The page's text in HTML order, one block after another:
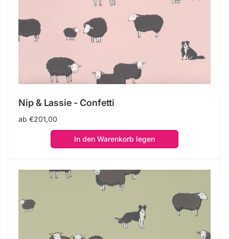
Nip & Lassie - Confetti
Normaler
ab €201,00
In den Warenkorb legen